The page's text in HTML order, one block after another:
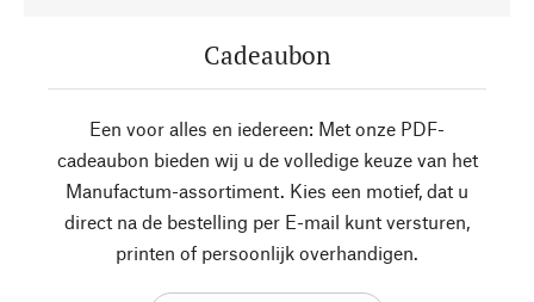
Cadeaubon
Een voor alles en iedereen: Met onze PDF-
cadeaubon bieden wij u de volledige keuze van het
Manufactum-assortiment. Kies een motief, dat u
direct na de bestelling per E-mail kunt versturen,
printen of persoonlijk overhandigen.